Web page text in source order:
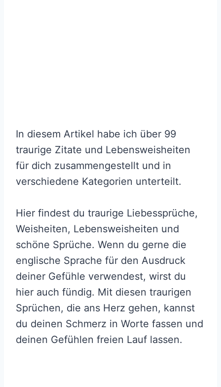
In diesem Artikel habe ich über 99
traurige Zitate und Lebensweisheiten
für dich zusammengestellt und in
verschiedene Kategorien unterteilt.
Hier findest du traurige Liebessprüche,
Weisheiten, Lebensweisheiten und
schöne Sprüche. Wenn du gerne die
englische Sprache für den Ausdruck
deiner Gefühle verwendest, wirst du
hier auch fündig. Mit diesen traurigen
Sprüchen, die ans Herz gehen, kannst
du deinen Schmerz in Worte fassen und
deinen Gefühlen freien Lauf lassen.